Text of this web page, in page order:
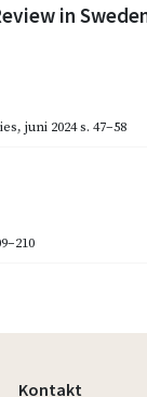
in
,juni 2024s. 47–58
Kontakt